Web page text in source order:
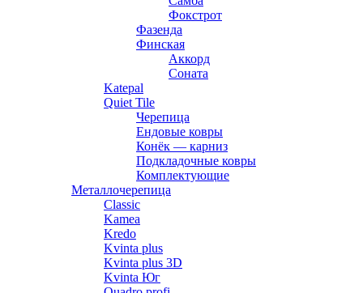
Фокстрот
Фазенда
Финская
Аккорд
Соната
Katepal
Quiet Tile
Черепица
Ендовые ковры
Конёк — карниз
Подкладочные ковры
Комплектующие
Металлочерепица
Classic
Kamea
Kredo
Kvinta plus
Kvinta plus 3D
Kvinta Юг